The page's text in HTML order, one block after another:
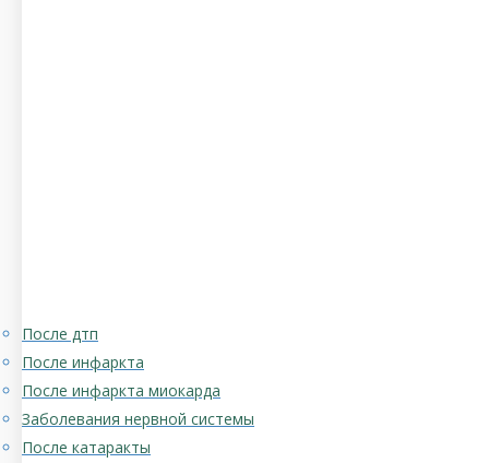
После дтп
После инфаркта
После инфаркта миокарда
Заболевания нервной системы
После катаракты